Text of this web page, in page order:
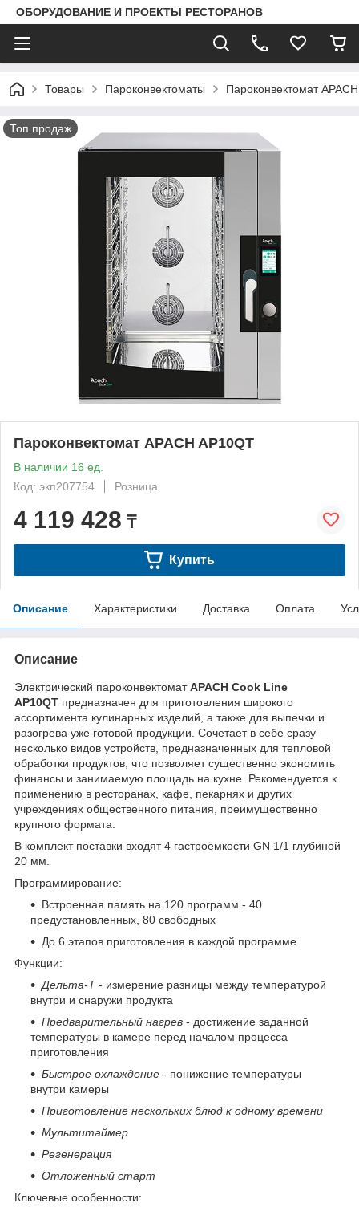
ОБОРУДОВАНИЕ И ПРОЕКТЫ РЕСТОРАНОВ
Товары Пароконвектоматы Пароконвектомат
Топ продаж
Пароконвектомат APACH AP10QT
В наличии 16 ед.
Код: экп207754
Розница
4 119 428 ₸
Купить
Описание Характеристики Доставка Оплата
Описание
Электрический пароконвектоматAPACH Cook Line
AP10QT предназначен для приготовления широкого
ассортимента кулинарных изделий, а также для выпечки и
разогрева уже готовой продукции. Сочетает в себе сразу
несколько видов устройств, предназначенных для тепловой
обработки продуктов, что позволяет существенно экономить
финансы и занимаемую площадь на кухне. Рекомендуется к
применению в ресторанах, кафе, пекарнях и других
учреждениях общественного питания, преимущественно
крупного формата.
В комплект поставки входят 4 гастроёмкости GN 1/1 глубиной
20 мм.
Программирование:
Встроенная память на 120 программ - 40
предустановленных, 80 свободных
До 6 этапов приготовления в каждой программе
Функции:
Дельта-Т- измерение разницы между температурой
внутри и снаружи продукта
Предварительный нагрев - достижение заданной
температуры в камере перед началом процесса
приготовления
Быстрое охлаждение - понижение температуры
внутри камеры
Приготовление нескольких блюд к одному времени
Мультитаймер
Регенерация
Отложенный старт
Ключевые особенности: